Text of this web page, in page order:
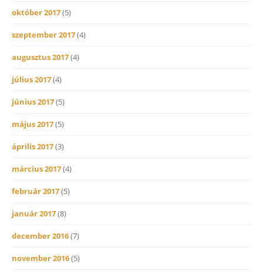
október 2017(5)
szeptember 2017(4)
augusztus 2017(4)
július 2017(4)
június 2017(5)
május 2017(5)
április 2017(3)
március 2017(4)
február 2017(5)
január 2017(8)
december 2016(7)
november 2016(5)